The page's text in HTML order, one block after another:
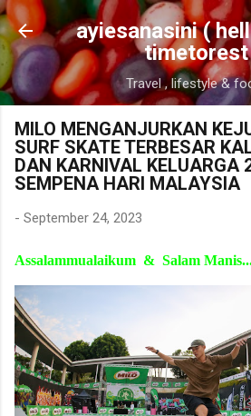
Skip to main
ayiesanasini (
Travel , lifestyle &
MILO MENGANJURKAN
SURF SKATE TERBESAR
DAN KARNIVAL KELUARGA
SEMPENA HARI MALAYSIA
- September 24, 2023
Assalammualaikum & Salam